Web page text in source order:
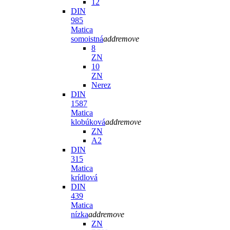
12
DIN
985
Matica
somoistnáaddremove
8
ZN
10
ZN
Nerez
DIN
1587
Matica
klobúkováaddremove
ZN
A2
DIN
315
Matica
krídlová
DIN
439
Matica
nízkaaddremove
ZN